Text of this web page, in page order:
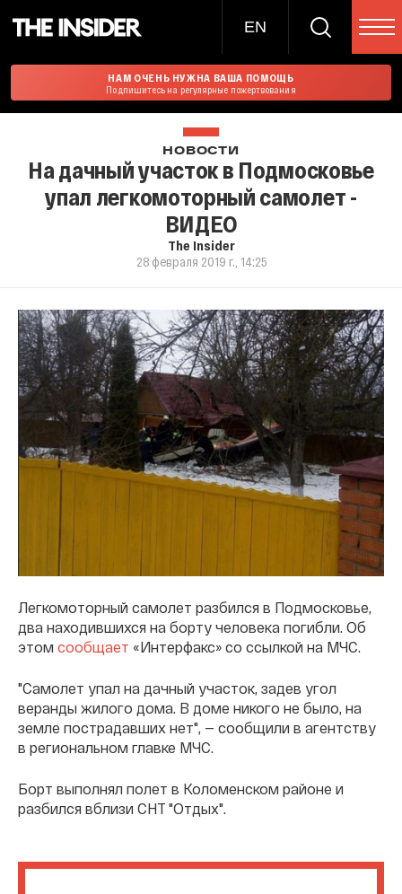
EN
НАМ ОЧЕНЬ НУЖНА ВАША ПОМОЩЬ
Подпишитесь на регулярные пожертвования
НОВОСТИ
На дачный участок в Подмосковье
упал легкомоторный самолет -
ВИДЕО
The Insider
28 февраля 2019 г., 14:25
Легкомоторный самолет разбился в Подмосковье,
два находившихся на борту человека погибли. Об
этом сообщает «Интерфакс» со ссылкой на МЧС.
"Самолет упал на дачный участок, задев угол
веранды жилого дома. В доме никого не было, на
земле пострадавших нет", — сообщили в агентству
в региональном главке МЧС.
Борт выполнял полет в Коломенском районе и
разбился вблизи СНТ "Отдых".